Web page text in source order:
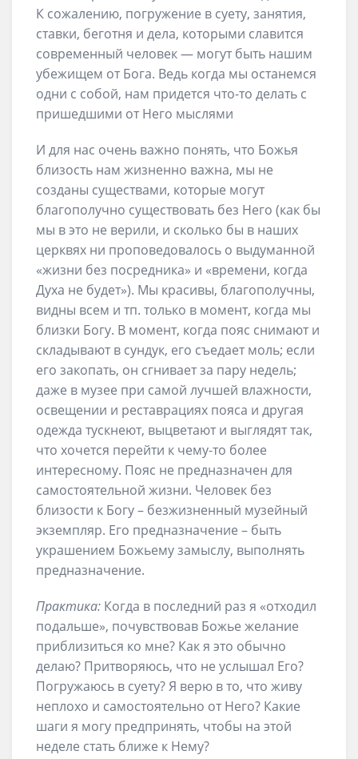
К сожалению, погружение в суету, занятия,
ставки, беготня и дела, которыми славится
современный человек — могут быть нашим
убежищем от Бога. Ведь когда мы останемся
одни с собой, нам придется что-то делать с
пришедшими от Него мыслями
И для нас очень важно понять, что Божья
близость нам жизненно важна, мы не
созданы существами, которые могут
благополучно существовать без Него (как бы
мы в это не верили, и сколько бы в наших
церквях ни проповедовалось о выдуманной
«жизни без посредника» и «времени, когда
Духа не будет»). Мы красивы, благополучны,
видны всем и тп. только в момент, когда мы
близки Богу. В момент, когда пояс снимают и
складывают в сундук, его съедает моль; если
его закопать, он сгнивает за пару недель;
даже в музее при самой лучшей влажности,
освещении и реставрациях пояса и другая
одежда тускнеют, выцветают и выглядят так,
что хочется перейти к чему-то более
интересному. Пояс не предназначен для
самостоятельной жизни. Человек без
близости к Богу – безжизненный музейный
экземпляр. Его предназначение – быть
украшением Божьему замыслу, выполнять
предназначение.
Практика: Когда в последний раз я «отходил
подальше», почувствовав Божье желание
приблизиться ко мне? Как я это обычно
делаю? Притворяюсь, что не услышал Его?
Погружаюсь в суету? Я верю в то, что живу
неплохо и самостоятельно от Него? Какие
шаги я могу предпринять, чтобы на этой
неделе стать ближе к Нему?